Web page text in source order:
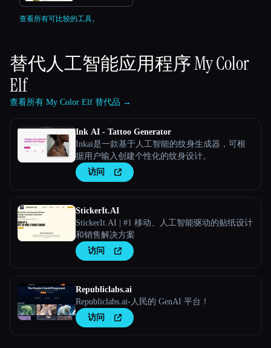
查看所有可比较的工具。
替代人工智能应用程序My Color
Elf
查看所有 My Color Elf 替代品 →
Ink AI - Tattoo Generator
Inkai是一款基于人工智能的纹身生成器，可根
据用户输入创建个性化的纹身设计。
访问
StickerIt.AI
StickerIt.AI | #1 移动、人工智能驱动的贴纸设计
和销售解决方案
访问
Republiclabs.ai
Republiclabs.ai-人民的 GenAI 平台！
访问